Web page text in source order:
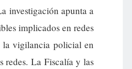
investigación apunta a
implicados en redes
la vigilancia policial en
redes. La Fiscalía y las